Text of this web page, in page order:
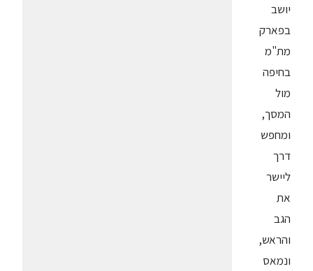
יושב
בפארק
מת"מ
בחיפה
מול
המסך,
ומחפש
דרך
ליישר
את
הגב
והראש,
ונמאס